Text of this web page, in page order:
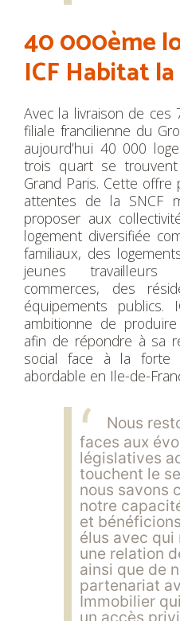
40 000ème
ICF Habitat
Avec la livraison de ces
filiale francilienne du
aujourd’hui 40 000
trois quart se
Grand Paris. Cette
attentes de la SNCF
proposer aux
logement diversifiée
familiaux, des
jeunes
commerces, des
équipements publics.
ambitionne de
afin de répondre à sa
social face à la forte
abordable en Ile-de-
Nous
faces aux
législatives
touchent le
nous savons
notre
et
élus avec qui
une relation
ainsi que de
partenariat
Immobilier
un accès